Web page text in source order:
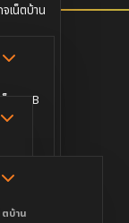
เน็ตบ้าน
ต 3BB
บ้าน